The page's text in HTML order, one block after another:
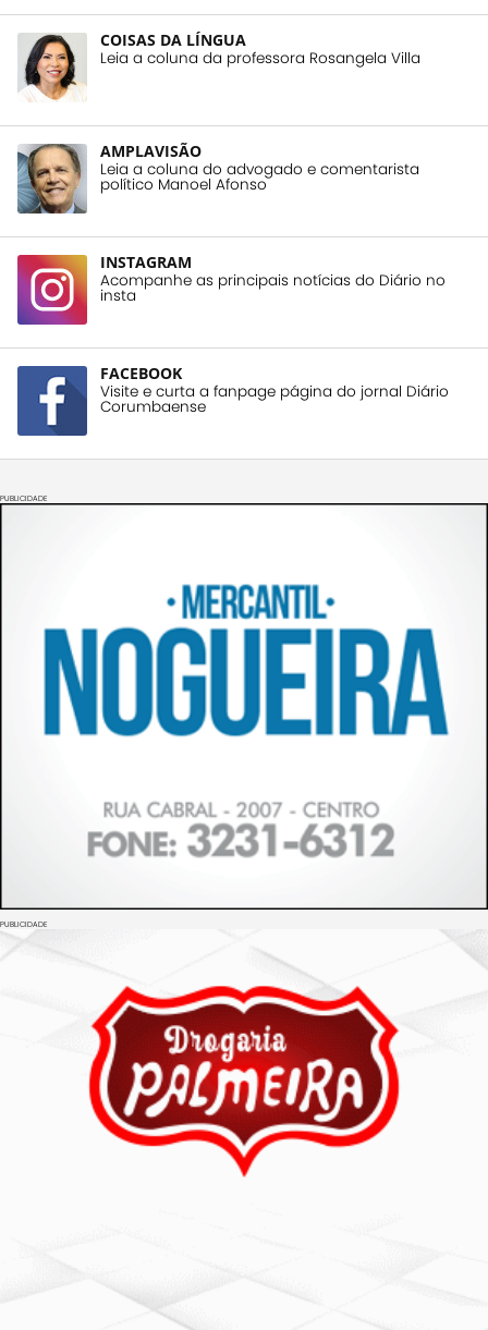
COISAS DA LÍNGUA
Leia a coluna da professora Rosangela Villa
AMPLAVISÃO
Leia a coluna do advogado e comentarista
político Manoel Afonso
INSTAGRAM
Acompanhe as principais notícias do Diário no
insta
FACEBOOK
Visite e curta a fanpage página do jornal Diário
Corumbaense
PUBLICIDADE
PUBLICIDADE